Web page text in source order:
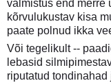
valmistus end merre
kõrvulukustav kisa
paate polnud ikka
Või tegelikult --
lebasid
riputatud